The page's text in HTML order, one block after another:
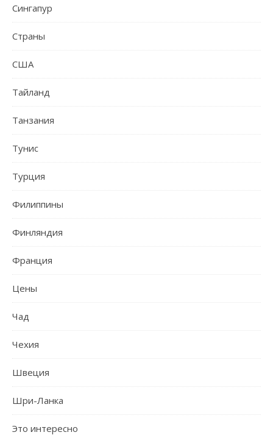
Сингапур
Страны
США
Тайланд
Танзания
Тунис
Турция
Филиппины
Финляндия
Франция
Цены
Чад
Чехия
Швеция
Шри-Ланка
Это интересно